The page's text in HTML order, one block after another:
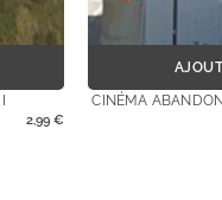
2,99€
CINÉMA